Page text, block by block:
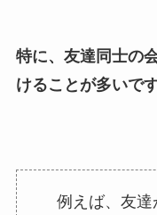
特に、友達同士の
けることが多いです
例えば、友